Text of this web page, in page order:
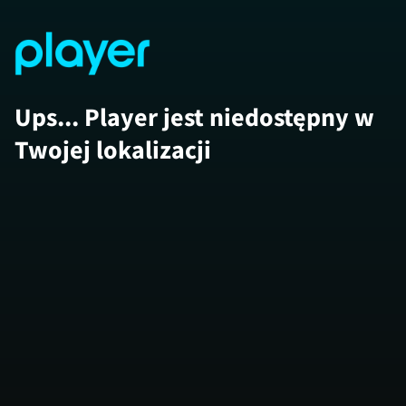
Ups... Player jest niedostępny w
Twojej lokalizacji